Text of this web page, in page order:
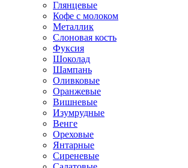
Глянцевые
Кофе с молоком
Металлик
Слоновая кость
Фуксия
Шоколад
Шампань
Оливковые
Оранжевые
Вишневые
Изумрудные
Венге
Ореховые
Янтарные
Сиреневые